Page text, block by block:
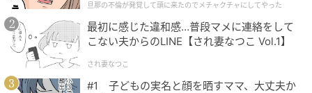
これにより、地形や過去の経験雨量に応じて雨量計ご
とに規制値を設定でき、従来の全線一律の基準より
も、きめ細やかな運転判断が可能になるとされていま
す。
クチャにしてやった
旦那の不倫が発覚して頭に来たのでメチャクチャにしてやった
最初に感じた違和感…普段マメに連絡をして
こない夫からのLINE【され妻なつこ Vol.1】
され妻なつこ
#1 子どもの実名と顔を晒すママ、大丈夫か